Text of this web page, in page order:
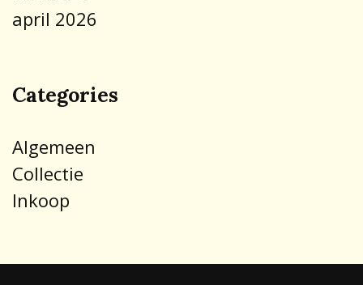
april 2026
Categories
Algemeen
Collectie
Inkoop